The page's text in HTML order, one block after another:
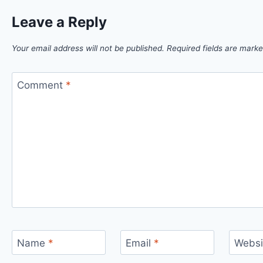
Leave a Reply
Your email address will not be published. Required fields are
Comment *
Name * Email *